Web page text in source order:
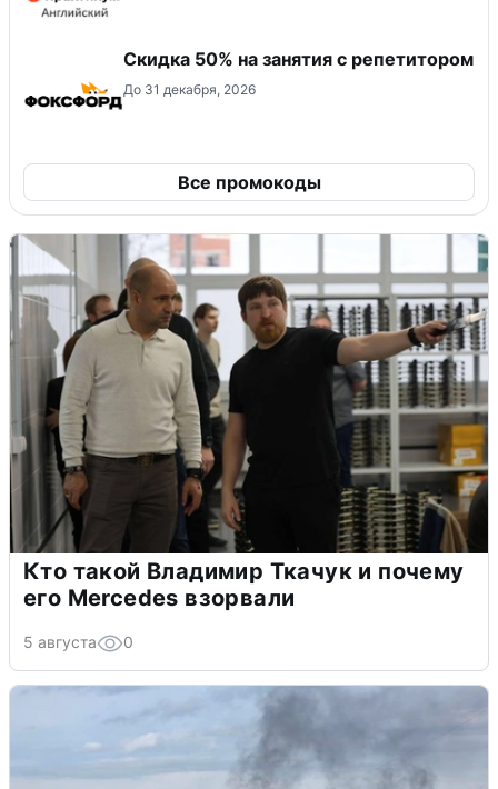
Скидка 50% на занятия с репетитором
До 31 декабря, 2026
Все промокоды
Кто такой Владимир Ткачук и почему
его Mercedes взорвали
5 августа 0